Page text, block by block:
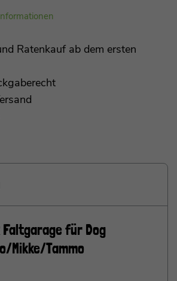
Ratenkauf ab dem ersten
Faltgarage für Dog
Mikke/Tammo